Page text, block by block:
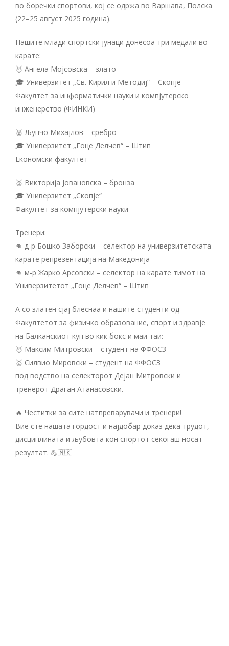
во боречки спортови, кој се одржа во Варшава, Полска
(22–25 август 2025 година).
Нашите млади спортски јунаци донесоа три медали во
карате:
🥇 Ангела Мојсовска – злато
🎓 Универзитет „Св. Кирил и Методиј“ – Скопје
Факултет за информатички науки и компјутерско
инженерство (ФИНКИ)
🥈 Љупчо Михајлов – сребро
🎓 Универзитет „Гоце Делчев“ – Штип
Економски факултет
🥉 Викторија Јовановска – бронза
🎓 Универзитет „Скопје“
Факултет за компјутерски науки
Тренери:
👊 д-р Бошко Заборски – селектор на универзитетската
карате репрезентација на Македонија
👊 м-р Жарко Арсовски – селектор на карате тимот на
Универзитетот „Гоце Делчев“ – Штип
А со златен сјај блеснаа и нашите студенти од
Факултетот за физичко образование, спорт и здравје
на Балканскиот куп во кик бокс и маи таи:
🥇 Максим Митровски – студент на ФФОСЗ
🥇 Силвио Мировски – студент на ФФОСЗ
под водство на селекторот Дејан Митровски и
тренерот Драган Атанасовски.
🔥 Честитки за сите натпреварувачи и тренери!
Вие сте нашата гордост и најдобар доказ дека трудот,
дисциплината и љубовта кон спортот секогаш носат
резултат. 💪🇲🇰